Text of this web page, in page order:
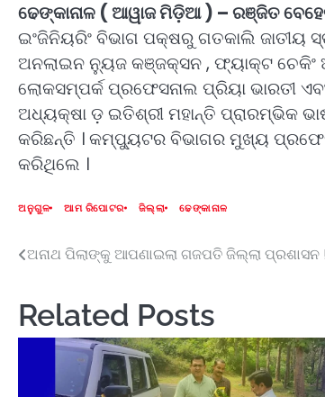
ଢେଙ୍କାନାଳ ( ଆୱାଜ ମିଡ଼ିଆ ) – ରଞ୍ଜିତ
ଇଂଜିନିୟରିଂ ବିଭାଗ ପକ୍ଷରୁ ଗତକାଲି ଜାତୀୟ
ଅନଲାଇନ ନ୍ୟୁଜ କଞ୍ଜକ୍ସନ , ଫ୍ୟାକ୍ଟ ଚେକିଂ
ଲୋକସମ୍ପର୍କ ପ୍ରଫେସନାଲ ପ୍ରିୟା ଭାରତୀ
ଅଧ୍ୟକ୍ଷା ଡ଼ ଇତିଶ୍ରୀ ମହାନ୍ତି ପ୍ରାରମ୍ଭିକ
କରିଛନ୍ତି । କମ୍ପ୍ୟୁଟର ବିଭାଗର ମୁଖ୍ୟ
କରିଥିଲେ ।
ଅନୁଗୁଳ ଆମ ରିପୋଟର ଜିଲ୍ଲା ଢେଙ୍କାନାଳ
Post
ଅନାଥ ପିଲାଙ୍କୁ ଆପଣାଇଲା ଗଜପତି ଜିଲ୍ଲା ପ୍ରଶାସନ !
Related Posts